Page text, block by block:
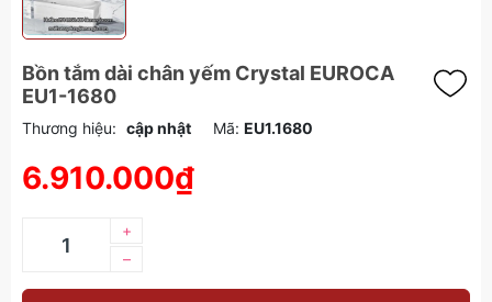
Bồn tắm dài chân yếm Crystal EUROCA
EU1-1680
Thương hiệu: cập nhật Mã: EU1.1680
6.910.000₫
–
+